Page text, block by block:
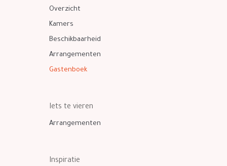
Overzicht
Kamers
Beschikbaarheid
Arrangementen
Gastenboek
Iets te vieren
Arrangementen
Inspiratie